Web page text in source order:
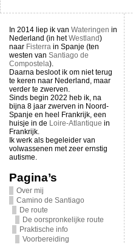
In 2014 liep ik van Wateringen in
Nederland (in hetWestland)
naar Fisterrain Spanje (ten
westen van Santiago de
Compostela).
Daarna besloot ik om niet terug
te keren naar Nederland, maar
verder te zwerven.
Sinds begin 2022 heb ik, na
bijna 8 jaar zwerven in Noord-
Spanje en heel Frankrijk, een
huisje in de Loire-Atlantique in
Frankrijk.
Ik werk als begeleider van
volwassenen met zeer ernstig
autisme.
Pagina’s
Over mij
Camino de Santiago
De route
De oorspronkelijke route
Praktische info
Voorbereiding